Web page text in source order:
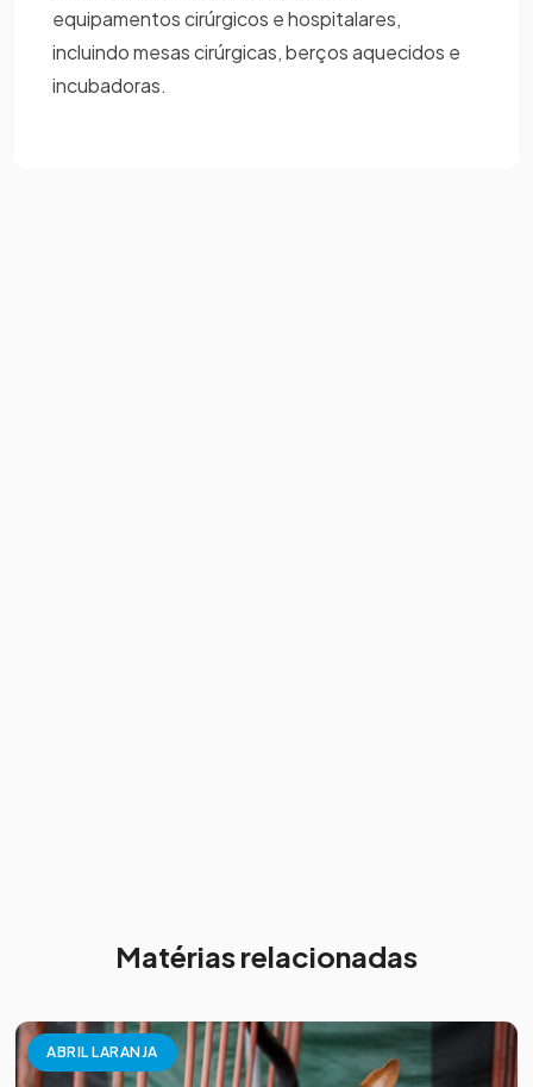
equipamentos cirúrgicos e hospitalares,
incluindo mesas cirúrgicas, berços aquecidos e
incubadoras.
Matérias relacionadas
ABRIL LARANJA